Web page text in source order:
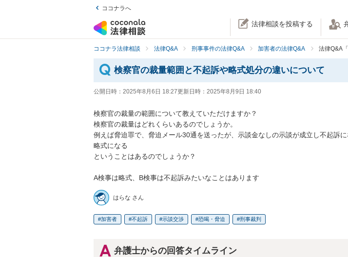
ココナラへ
法律相談を投稿する
ココナラ法律相談 法律Q&A 刑事事件の法律Q&A 加害者の法律Q&A 法律Q&A
検察官の裁量範囲と不起訴や略式処分の違いについて
公開日時： 2025年8月6日 18:27更新日時： 2025年8月9日 18:40
検察官の裁量の範囲について教えていただけますか？
検察官の裁量はどれくらいあるのでしょうか。
例えば脅迫罪で、脅迫メール30通を送ったが、示談金なしの示談が成立し不起訴に
略式になる
ということはあるのでしょうか？
A検事は略式、B検事は不起訴みたいなことはあります
はらな さん
加害者 不起訴 示談交渉 恐喝・脅迫 刑事裁判
弁護士からの回答タイムライン